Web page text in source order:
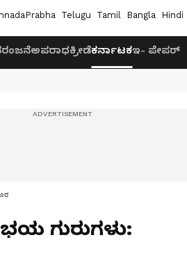
Telugu Tamil Bangla Hindi
ಅಪರಾಧಕ್ರೀಡೆಕರ್ನಾಟಕಇ- ಪೇಪರ್
ಗುರುಗಳು: